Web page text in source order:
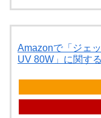
Amazonで「ジェ
UV 80W」に関す